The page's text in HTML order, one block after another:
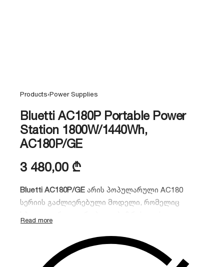
Products›Power Supplies
Bluetti AC180P Portable Power
Station 1800W/1440Wh,
AC180P/GE
3 480,00 ₾
Bluetti AC180P/GE არის პოპულარული AC180
სერიის გაძლიერებული მოდელი, რომელიც
უმაღლესი ხარისხის LiFePO4 ბატარეები.
ტევადობა: 1440Wh (გაზრდილი რეზერვი).